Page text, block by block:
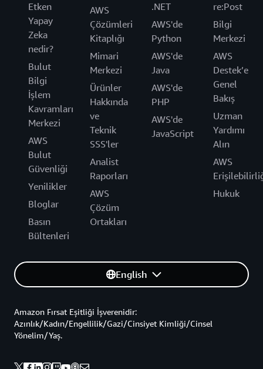
Etken
Yapay
Zeka
nedir?
Bulut
Bilgi
İşlem
Kavramları
Merkezi
AWS
Bulut
Güvenliği
Yenilikler
Bloglar
Basın
Bültenleri
AWS
Çözümleri
Kitaplığı
Mimari
Merkezi
Ürünler
Hakkında
ve
Teknik
SSS'ler
Analist
Raporları
AWS
Çözüm
Ortakları
.NET
AWS'de
Python
AWS'de
Java
AWS'de
PHP
AWS'de
JavaScript
re:Post
Bilgi
Merkezi
AWS
Destek’e
Genel
Bakış
Uzman
Yardımı
Alın
AWS
Hukuk
English
Amazon Fırsat Eşitliği İşverenidir:
Azınlık/Kadın/Engellilik/Gazi/Cinsiyet Kimliği/Cinsel
Yönelim/Yaş.